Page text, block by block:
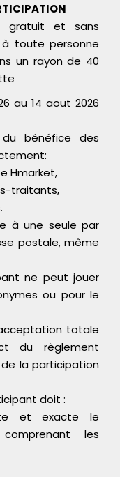
gratuit et sans
toute personne
un rayon de 40
au 14 aout 2026
bénéfice des
Hmarket,
traitants,
à une seule par
postale, même
ne peut jouer
ou pour le
totale
du règlement
la participation
doit :
et exacte le
les